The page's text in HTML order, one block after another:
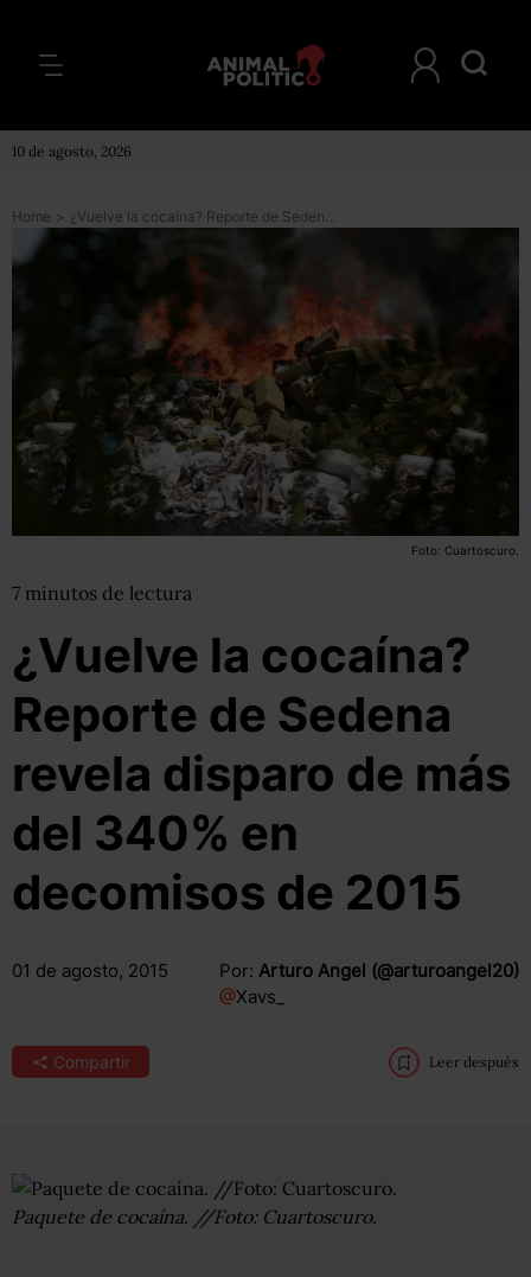
10 de agosto, 2026
Home > ¿Vuelve la cocaína? Reporte de Sedena revela disparo de más del 340% en decomisos de 2015
Foto: Cuartoscuro.
7 minutos de lectura
¿Vuelve la cocaína?
Reporte de Sedena
revela disparo de más
del 340% en
decomisos de 2015
01 de agosto, 2015 Por: Arturo Angel (@arturoangel20)
@Xavs_
Compartir Leer después
Paquete de cocaína. //Foto: Cuartoscuro.